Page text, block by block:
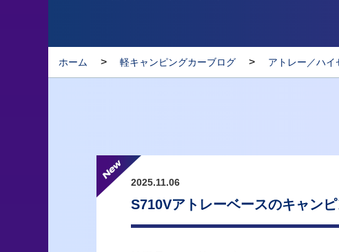
ホーム > 軽キャンピングカーブログ > アトレー／ハイ
2025.11.06
S710Vアトレーベースのキャン